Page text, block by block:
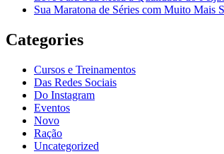
Sua Maratona de Séries com Muito Mais
Categories
Cursos e Treinamentos
Das Redes Sociais
Do Instagram
Eventos
Novo
Ração
Uncategorized